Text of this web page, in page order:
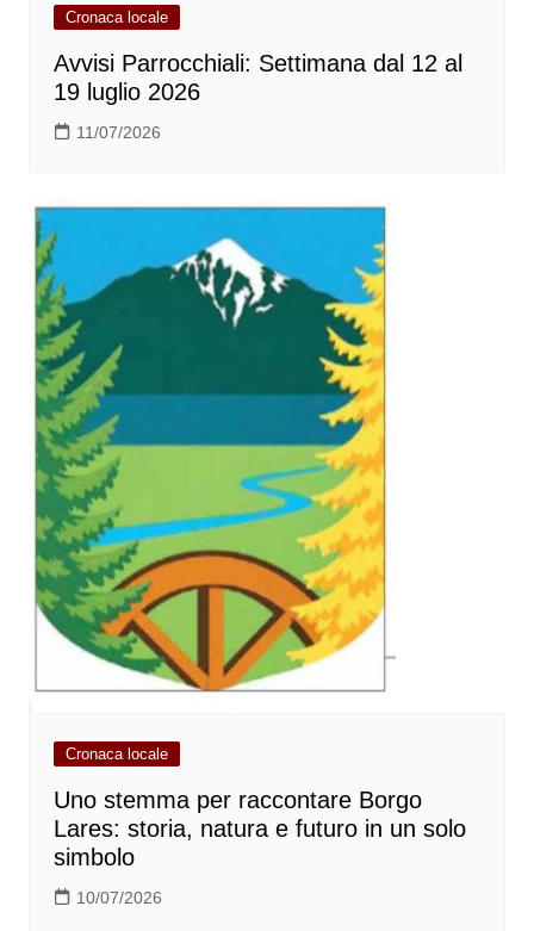
Cronaca locale
Avvisi Parrocchiali: Settimana dal 12 al
19 luglio 2026
11/07/2026
Cronaca locale
Uno stemma per raccontare Borgo
Lares: storia, natura e futuro in un solo
simbolo
10/07/2026